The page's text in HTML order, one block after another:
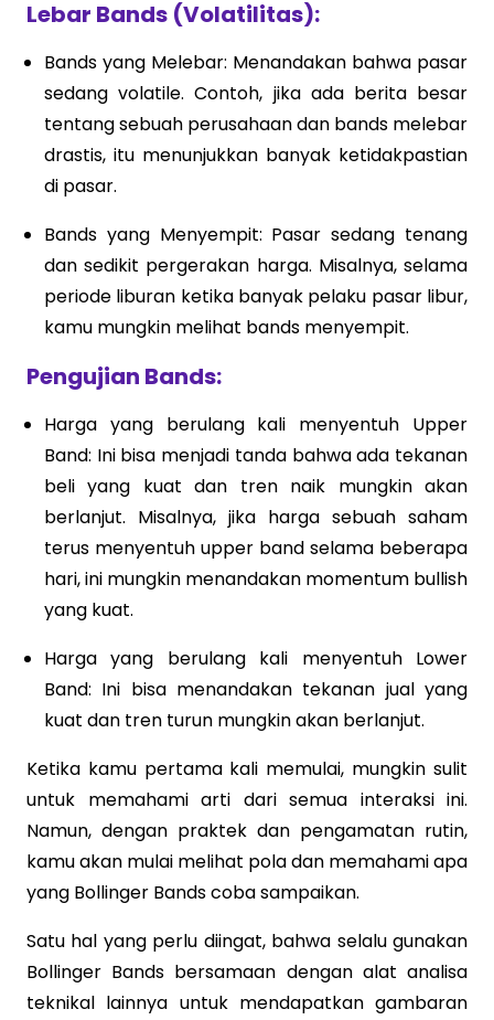
Lebar Bands (Volatilitas):
Bands yang Melebar: Menandakan bahwa pasar
sedang volatile. Contoh, jika ada berita besar
tentang sebuah perusahaan dan bands melebar
drastis, itu menunjukkan banyak ketidakpastian
di pasar.
Bands yang Menyempit: Pasar sedang tenang
dan sedikit pergerakan harga. Misalnya, selama
periode liburan ketika banyak pelaku pasar libur,
kamu mungkin melihat bands menyempit.
Pengujian Bands:
Harga yang berulang kali menyentuh Upper
Band: Ini bisa menjadi tanda bahwa ada tekanan
beli yang kuat dan tren naik mungkin akan
berlanjut. Misalnya, jika harga sebuah saham
terus menyentuh upper band selama beberapa
hari, ini mungkin menandakan momentum bullish
yang kuat.
Harga yang berulang kali menyentuh Lower
Band: Ini bisa menandakan tekanan jual yang
kuat dan tren turun mungkin akan berlanjut.
Ketika kamu pertama kali memulai, mungkin sulit
untuk memahami arti dari semua interaksi ini.
Namun, dengan praktek dan pengamatan rutin,
kamu akan mulai melihat pola dan memahami apa
yang Bollinger Bands coba sampaikan.
Satu hal yang perlu diingat, bahwa selalu gunakan
Bollinger Bands bersamaan dengan alat analisa
teknikal lainnya untuk mendapatkan gambaran